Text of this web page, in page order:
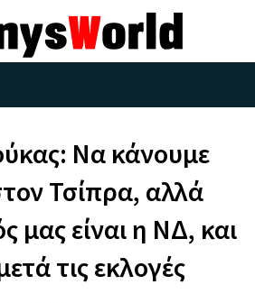
Να κάνουμε
Τσίπρα, αλλά
μας είναι η ΝΔ, και
τις εκλογές